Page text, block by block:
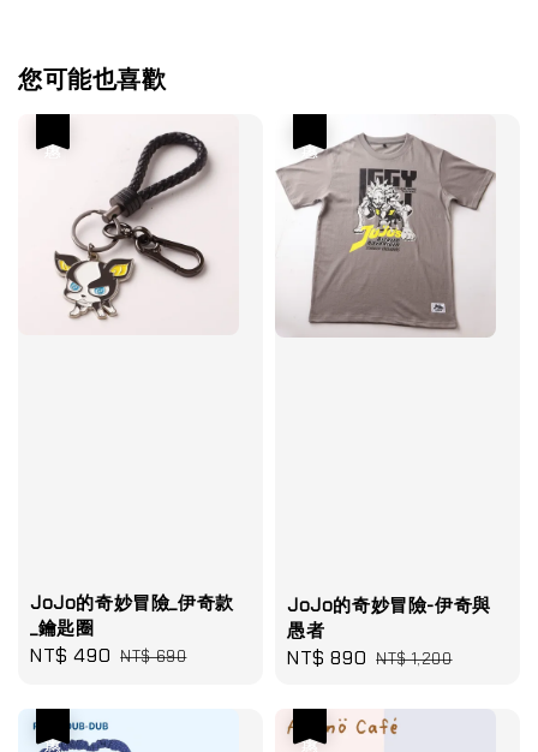
您可能也喜歡
JoJo的奇妙冒險_伊奇款
_鑰匙圈
Sale
NT$ 490 Regular
NT$ 690
JoJo的奇妙冒險-伊奇與
愚者
Sale
NT$ 890 Regular
NT$ 1,200